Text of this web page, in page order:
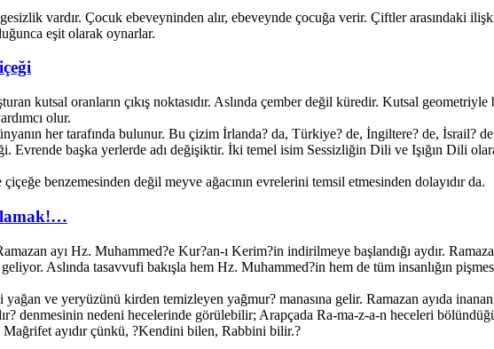
vardır. Çocuk ebeveyninden alır, ebeveynde çocuğa verir. Çiftler arasındaki
eşit olarak oynarlar.
kutsal oranların çıkış noktasıdır. Aslında çember değil küredir. Kutsal
olur.
her tarafında bulunur. Bu çizim İrlanda? da, Türkiye? de, İngiltere? de, İsrail?
Evrende başka yerlerde adı değişiktir. İki temel isim Sessizliğin Dili ve Işığın Dili
benzemesinden değil meyve ağacının evrelerini temsil etmesinden dolayıdır da.
ayı Hz. Muhammed?e Kur?an-ı Kerim?in indirilmeye başlandığı aydır.
Aslında tasavvufi bakışla hem Hz. Muhammed?in hem de tüm insanlığın
ve yeryüzünü kirden temizleyen yağmur? manasına gelir. Ramazan ayıda
denmesinin nedeni hecelerinde görülebilir; Arapçada Ra-ma-z-a-n heceleri
ayıdır çünkü, ?Kendini bilen, Rabbini bilir.?